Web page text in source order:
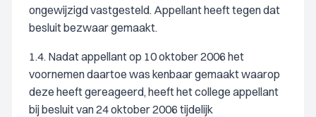
ongewijzigd vastgesteld. Appellant heeft tegen dat
besluit bezwaar gemaakt.
1.4. Nadat appellant op 10 oktober 2006 het
voornemen daartoe was kenbaar gemaakt waarop
deze heeft gereageerd, heeft het college appellant
bij besluit van 24 oktober 2006 tijdelijk